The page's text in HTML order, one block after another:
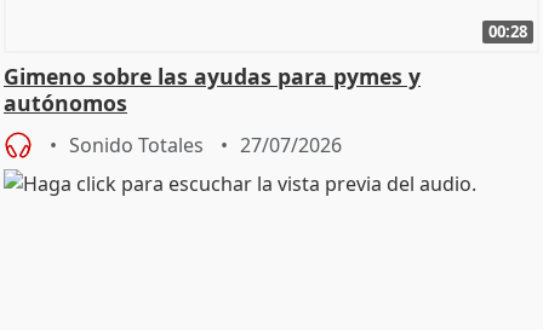
00:28
Gimeno sobre las ayudas para pymes y
autónomos
Sonido Totales 27/07/2026